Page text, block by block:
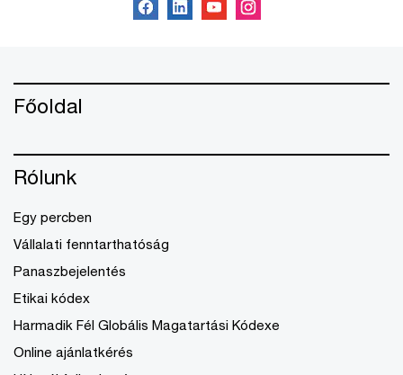
Főoldal
Rólunk
Egy percben
Vállalati fenntarthatóság
Panaszbejelentés
Etikai kódex
Harmadik Fél Globális Magatartási Kódexe
Online ajánlatkérés